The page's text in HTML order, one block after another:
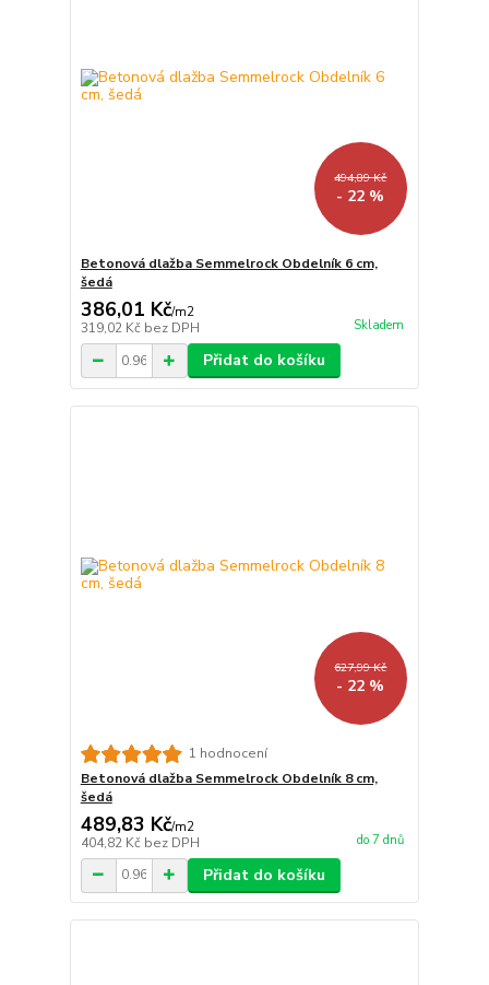
494,89 Kč
- 22 %
Betonová dlažba Semmelrock Obdelník 6 cm,
šedá
386,01 Kč/m2
319,02 Kč bez DPH Skladem
Přidat do košíku
627,99 Kč
- 22 %
1 hodnocení
Betonová dlažba Semmelrock Obdelník 8 cm,
šedá
489,83 Kč/m2
404,82 Kč bez DPH do 7 dnů
Přidat do košíku